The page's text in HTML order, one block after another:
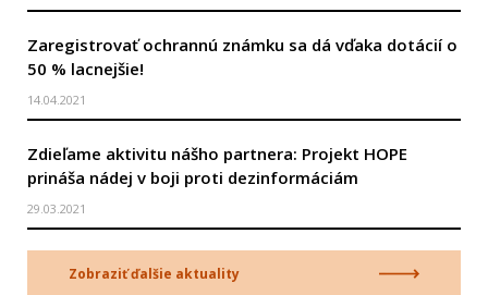
Zaregistrovať ochrannú známku sa dá vďaka dotácií o
50 % lacnejšie!
14.04.2021
Zdieľame aktivitu nášho partnera: Projekt HOPE
prináša nádej v boji proti dezinformáciám
29.03.2021
Zobraziť ďalšie aktuality